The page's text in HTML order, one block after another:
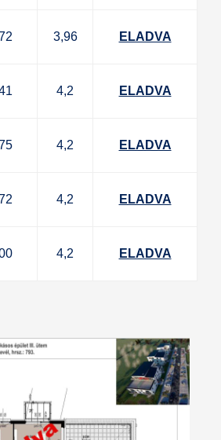
3,96 ELADVA
4,2 ELADVA
4,2 ELADVA
4,2 ELADVA
4,2 ELADVA